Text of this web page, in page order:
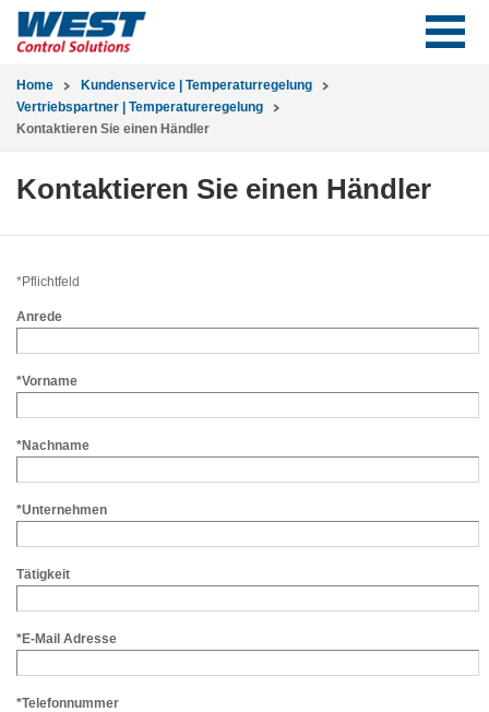
Home
Kundenservice | Temperaturregelung
Vertriebspartner | Temperatureregelung
Kontaktieren Sie einen Händler
Kontaktieren Sie einen Händler
*Pflichtfeld
Anrede
*Vorname
*Nachname
*Unternehmen
Tätigkeit
*E-Mail Adresse
*Telefonnummer